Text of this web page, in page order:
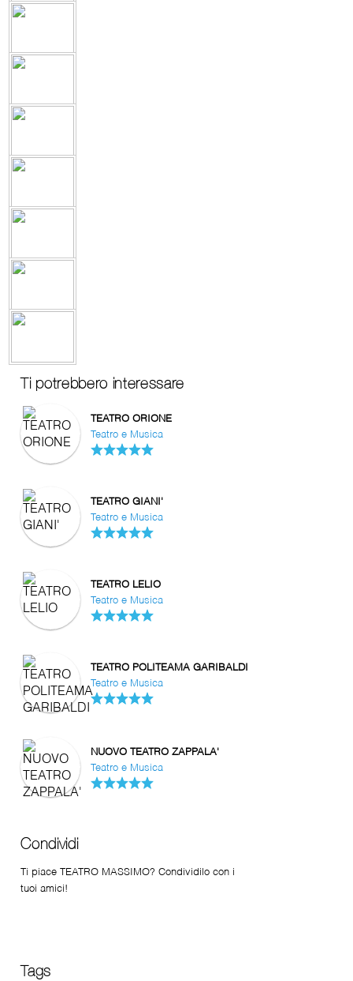
Ti potrebbero interessare
TEATRO ORIONE
Teatro e Musica
TEATRO GIANI'
Teatro e Musica
TEATRO LELIO
Teatro e Musica
TEATRO POLITEAMA GARIBALDI
Teatro e Musica
NUOVO TEATRO ZAPPALA'
Teatro e Musica
Condividi
Ti piace TEATRO MASSIMO? Condividilo con i
tuoi amici!
Tags